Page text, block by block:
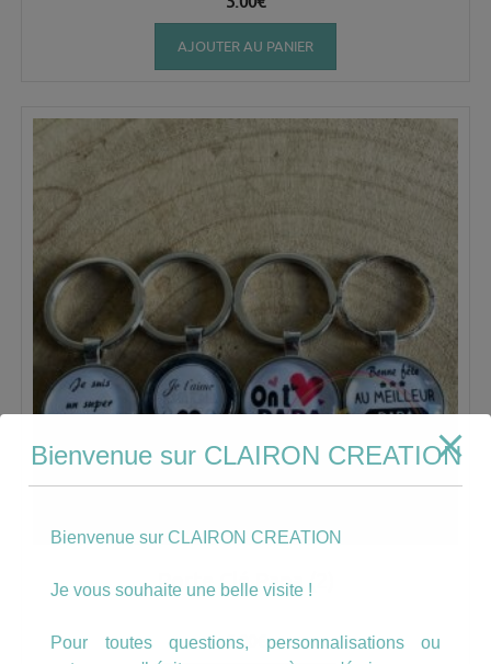
AJOUTER AU PANIER
Porte Clé Papa (2)
5.00
Bienvenue sur CLAIRON CREATION
Bienvenue sur CLAIRON CREATION
Je vous souhaite une belle visite !
Pour toutes questions, personnalisations ou